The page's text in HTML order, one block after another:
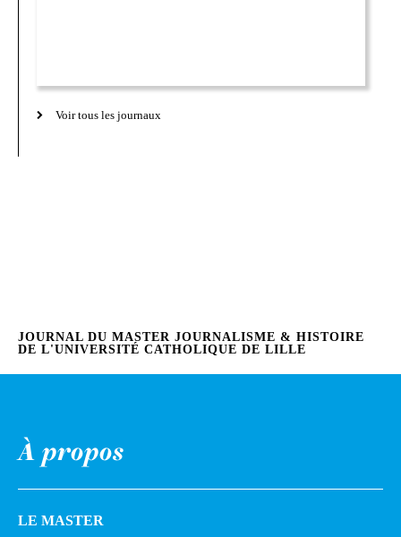
Voir tous les journaux
JOURNAL DU MASTER JOURNALISME & HISTOIRE
DE L'UNIVERSITÉ CATHOLIQUE DE LILLE
À propos
LE MASTER